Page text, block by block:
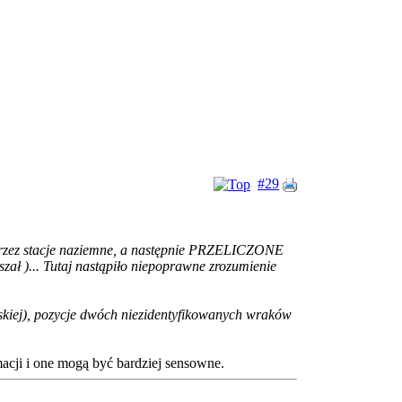
#29
stacje naziemne, a następnie PRZELICZONE
)... Tutaj nastąpiło niepoprawne zrozumienie
pozycje dwóch niezidentyfikowanych wraków
i one mogą być bardziej sensowne.